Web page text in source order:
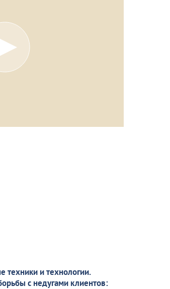
техники и технологии.
с недугами клиентов: